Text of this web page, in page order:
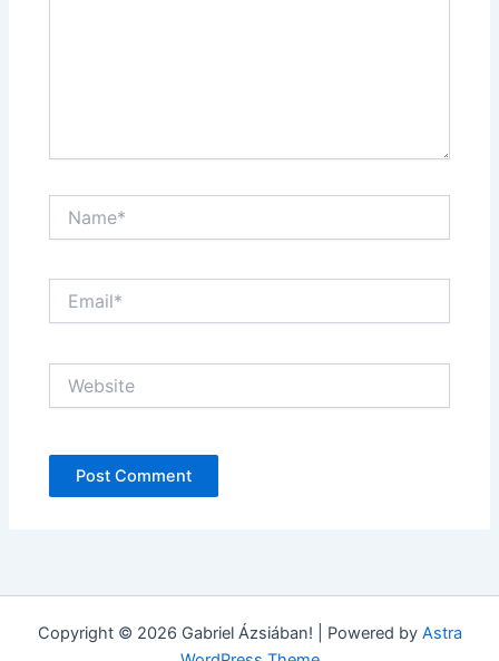
Copyright © 2026 Gabriel Ázsiában! | Powered by Astra